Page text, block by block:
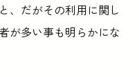
、だがその利用に関し
が多い事も明らかにな